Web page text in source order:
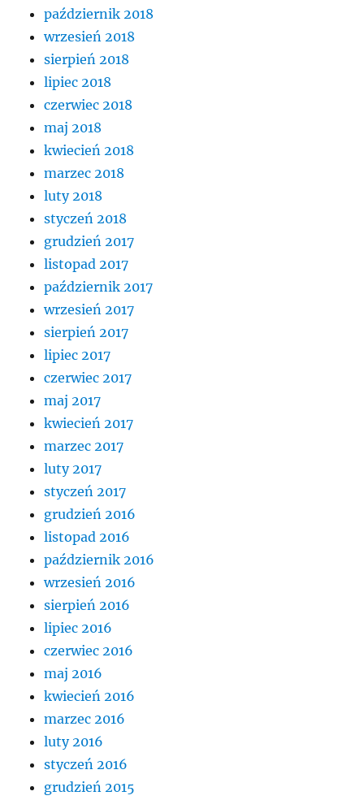
październik 2018
wrzesień 2018
sierpień 2018
lipiec 2018
czerwiec 2018
maj 2018
kwiecień 2018
marzec 2018
luty 2018
styczeń 2018
grudzień 2017
listopad 2017
październik 2017
wrzesień 2017
sierpień 2017
lipiec 2017
czerwiec 2017
maj 2017
kwiecień 2017
marzec 2017
luty 2017
styczeń 2017
grudzień 2016
listopad 2016
październik 2016
wrzesień 2016
sierpień 2016
lipiec 2016
czerwiec 2016
maj 2016
kwiecień 2016
marzec 2016
luty 2016
styczeń 2016
grudzień 2015